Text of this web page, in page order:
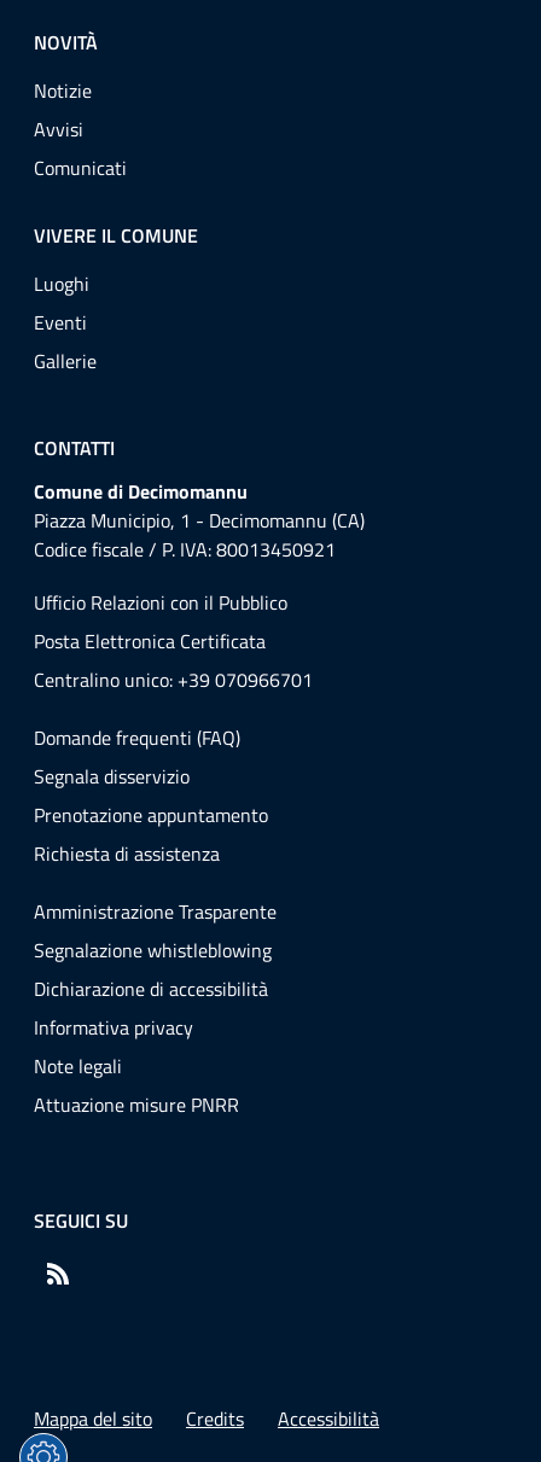
NOVITÀ
Notizie
Avvisi
Comunicati
VIVERE IL COMUNE
Luoghi
Eventi
Gallerie
CONTATTI
Comune di Decimomannu
Piazza Municipio, 1 - Decimomannu (CA)
Codice fiscale / P. IVA: 80013450921
Ufficio Relazioni con il Pubblico
Posta Elettronica Certificata
Centralino unico: +39 070966701
Domande frequenti (FAQ)
Segnala disservizio
Prenotazione appuntamento
Richiesta di assistenza
Amministrazione Trasparente
Segnalazione whistleblowing
Dichiarazione di accessibilità
Informativa privacy
Note legali
Attuazione misure PNRR
SEGUICI SU
Mappa del sito Credits Accessibilità